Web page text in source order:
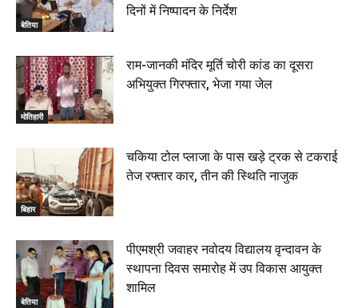
बेतिया
दिनों में निष्पादन के निर्देश
मोतिहारी
राम-जानकी मंदिर मूर्ति चोरी कांड का दूसरा
अभियुक्त गिरफ्तार, भेजा गया जेल
बिहार
चकिया टोल प्लाजा के पास खड़े ट्रक से टकराई
तेज रफ्तार कार, तीन की स्थिति नाजुक
बेतिया
पीएमश्री जवाहर नवोदय विद्यालय वृन्दावन के
स्थापना दिवस समारोह में उप विकास आयुक्त
शामिल